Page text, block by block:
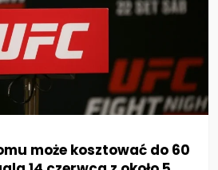
może kosztować do 60